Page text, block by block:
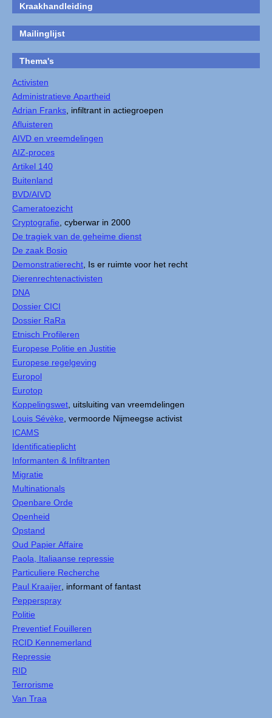
Kraakhandleiding
Mailinglijst
Thema's
Activisten
Administratieve Apartheid
Adrian Franks , infiltrant in actiegroepen
Afluisteren
AIVD en vreemdelingen
AIZ-proces
Artikel 140
Buitenland
BVD/AIVD
Cameratoezicht
Cryptografie , cyberwar in 2000
De tragiek van de geheime dienst
De zaak Bosio
Demonstratierecht , Is er ruimte voor het recht
Dierenrechtenactivisten
DNA
Dossier CICI
Dossier RaRa
Etnisch Profileren
Europese Politie en Justitie
Europese regelgeving
Europol
Eurotop
Koppelingswet , uitsluiting van vreemdelingen
Louis Sévèke , vermoorde Nijmeegse activist
ICAMS
Identificatieplicht
Informanten & Infiltranten
Migratie
Multinationals
Openbare Orde
Openheid
Opstand
Oud Papier Affaire
Paola, Italiaanse repressie
Particuliere Recherche
Paul Kraaijer , informant of fantast
Pepperspray
Politie
Preventief Fouilleren
RCID Kennemerland
Repressie
RID
Terrorisme
Van Traa